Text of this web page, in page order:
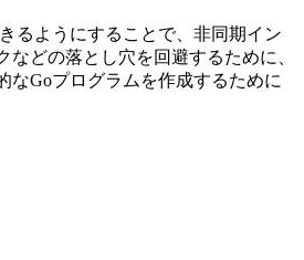
るようにすることで、非同期イン
どの落とし穴を回避するために、
Goプログラムを作成するために